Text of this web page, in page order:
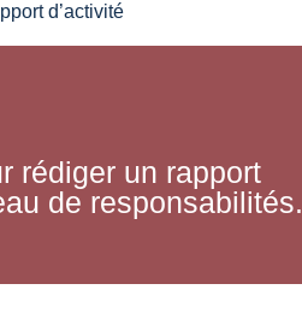
d’activité
rédiger un rapport
de responsabilités.